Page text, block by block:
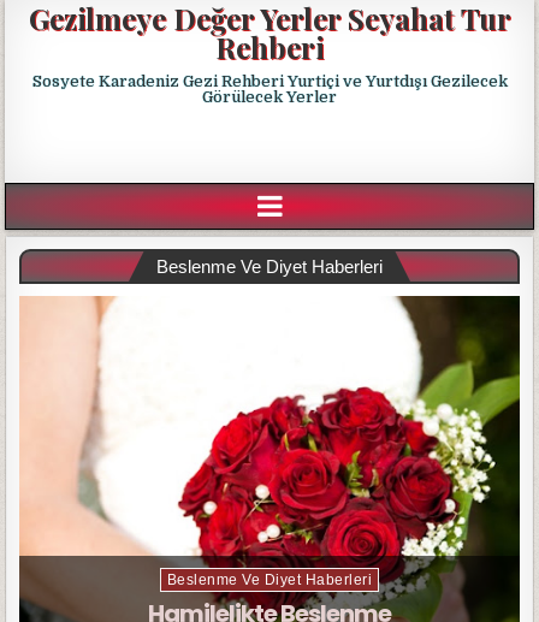
Gezilmeye Değer Yerler Seyahat Tur
Rehberi
Sosyete Karadeniz Gezi Rehberi Yurtiçi ve Yurtdışı Gezilecek
Görülecek Yerler
Beslenme Ve Diyet Haberleri
Beslenme Ve Diyet Haberleri
Hamilelikte Beslenme